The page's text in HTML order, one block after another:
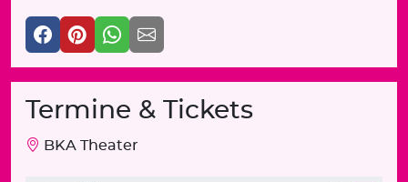
Termine & Tickets
BKA Theater